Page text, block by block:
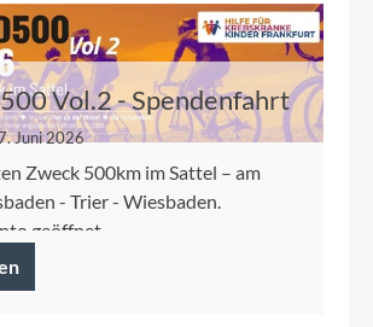
Vol.2 - Spendenfahrt
die Kinderkrebshilfe
Juni 2026
Zweck 500km im Sattel – am
- Trier - Wiesbaden.
geöffnet.